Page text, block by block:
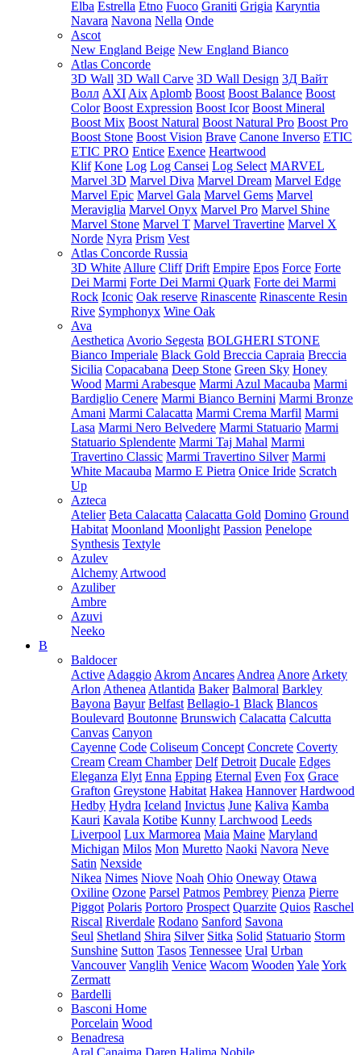
Elba Estrella Etno Fuoco Graniti Grigia Karyntia
Navara Navona Nella Onde
Ascot
New England Beige New England Bianco
Atlas Concorde
3D Wall 3D Wall Carve 3D Wall Design 3Д Вайт
Волл AXI Aix Aplomb Boost Boost Balance Boost
Color Boost Expression Boost Icor Boost Mineral
Boost Mix Boost Natural Boost Natural Pro Boost Pro
Boost Stone Boost Vision Brave Canone Inverso ETIC
ETIC PRO Entice Exence Heartwood
Klif Kone Log Log Cansei Log Select MARVEL
Marvel 3D Marvel Diva Marvel Dream Marvel Edge
Marvel Epic Marvel Gala Marvel Gems Marvel
Meraviglia Marvel Onyx Marvel Pro Marvel Shine
Marvel Stone Marvel T Marvel Travertine Marvel X
Norde Nyra Prism Vest
Atlas Concorde Russia
3D White Allure Cliff Drift Empire Epos Force Forte
Dei Marmi Forte Dei Marmi Quark Forte dei Marmi
Rock Iconic Oak reserve Rinascente Rinascente Resin
Rive Symphonyx Wine Oak
Ava
Aesthetica Avorio Segesta BOLGHERI STONE
Bianco Imperiale Black Gold Breccia Capraia Breccia
Sicilia Copacabana Deep Stone Green Sky Honey
Wood Marmi Arabesque Marmi Azul Macauba Marmi
Bardiglio Cenere Marmi Bianco Bernini Marmi Bronze
Amani Marmi Calacatta Marmi Crema Marfil Marmi
Lasa Marmi Nero Belvedere Marmi Statuario Marmi
Statuario Splendente Marmi Taj Mahal Marmi
Travertino Classic Marmi Travertino Silver Marmi
White Macauba Marmo E Pietra Onice Iride Scratch
Up
Azteca
Atelier Beta Calacatta Calacatta Gold Domino Ground
Habitat Moonland Moonlight Passion Penelope
Synthesis Textyle
Azulev
Alchemy Artwood
Azuliber
Ambre
Azuvi
Neeko
B
Baldocer
Active Adaggio Akrom Ancares Andrea Anore Arkety
Arlon Athenea Atlantida Baker Balmoral Barkley
Bayona Bayur Belfast Bellagio-1 Black Blancos
Boulevard Boutonne Brunswich Calacatta Calcutta
Canvas Canyon
Cayenne Code Coliseum Concept Concrete Coverty
Cream Cream Chamber Delf Detroit Ducale Edges
Eleganza Elyt Enna Epping Eternal Even Fox Grace
Grafton Greystone Habitat Hakea Hannover Hardwood
Hedby Hydra Iceland Invictus June Kaliva Kamba
Kauri Kavala Kotibe Kunny Larchwood Leeds
Liverpool Lux Marmorea Maia Maine Maryland
Michigan Milos Mon Muretto Naoki Navora Neve
Satin Nexside
Nikea Nimes Niove Noah Ohio Oneway Otawa
Oxiline Ozone Parsel Patmos Pembrey Pienza Pierre
Piggot Polaris Portoro Prospect Quarzite Quios Raschel
Riscal Riverdale Rodano Sanford Savona
Seul Shetland Shira Silver Sitka Solid Statuario Storm
Sunshine Sutton Tasos Tennessee Ural Urban
Vancouver Vanglih Venice Wacom Wooden YaleYork
Zermatt
Bardelli
Basconi Home
Porcelain Wood
Benadresa